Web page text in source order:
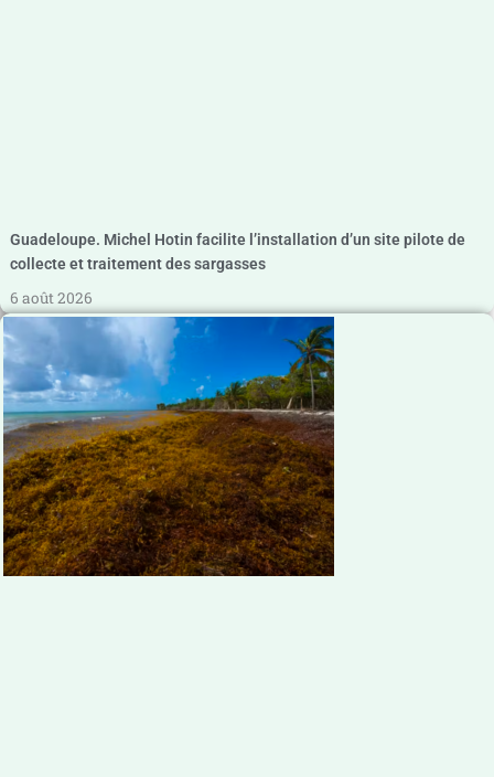
Guadeloupe. Michel Hotin facilite l’installation d’un site pilote de
collecte et traitement des sargasses
6 août 2026